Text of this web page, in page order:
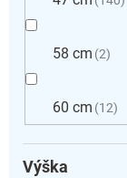
58 cm 2
60 cm 12
Výška